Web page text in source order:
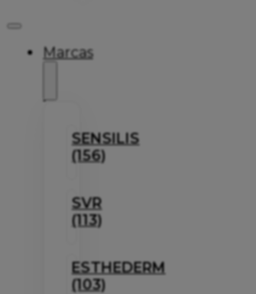
Marcas
SENSILIS
(156)
SVR
(113)
ESTHEDERM
(103)